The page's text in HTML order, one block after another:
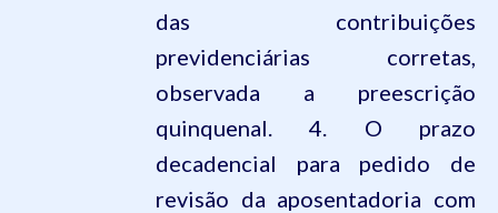
das contribuições
previdenciárias corretas,
observada a preescrição
quinquenal. 4. O prazo
decadencial para pedido de
revisão da aposentadoria com